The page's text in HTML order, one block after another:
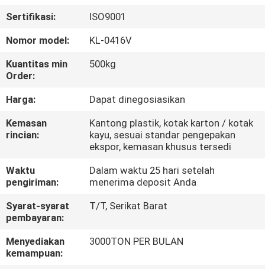
TENTANG
KAMI
TUR
PABRIK
KONTROL
KUALITAS
HUBUNGI
KAMI
BERITA
Sertifikasi:
ISO9001
Nomor model:
KL-0416V
Kuantitas min
Order:
500kg
Harga:
Dapat dinegosiasikan
Kemasan
rincian:
Kantong plastik, kotak karton / kotak
kayu, sesuai standar pengepakan
ekspor, kemasan khusus tersedi
Waktu
pengiriman:
Dalam waktu 25 hari setelah
menerima deposit Anda
Syarat-syarat
pembayaran:
T/T, Serikat Barat
Menyediakan
kemampuan:
3000TON PER BULAN